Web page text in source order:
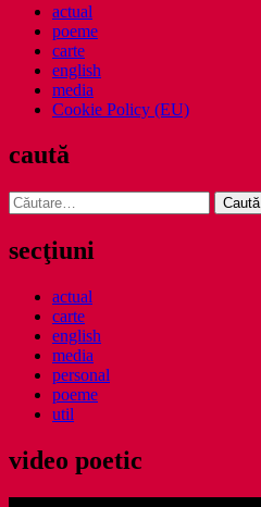
actual
poeme
carte
english
media
Cookie Policy (EU)
caută
Caută
după:
secţiuni
actual
carte
english
media
personal
poeme
util
video poetic